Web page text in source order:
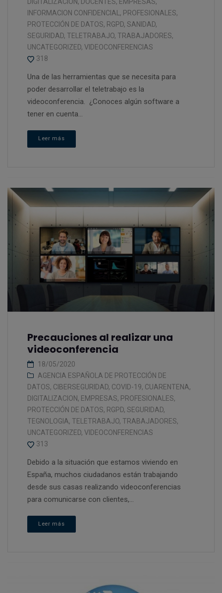
INFORMACION CONFIDENCIAL , PROFESIONALES,
PROTECCIÓN DE DATOS, RGPD, SANIDAD,
SEGURIDAD, TELETRABAJO, TRABAJADORES,
UNCATEGORIZED, VIDEOCONFERENCIAS
318
Una de las herramientas que se necesita para
poder desarrollar el teletrabajo es la
videoconferencia. ¿Conoces algún software a
tener en cuenta...
Leer más
Precauciones al realizar una
videoconferencia
18/05/2020
AGENCIA ESPAÑOLA DE PROTECCIÓN DE
DATOS, CIBERSEGURIDAD, COVID-19, CUARENTENA,
DIGITALIZACION, EMPRESAS, PROFESIONALES,
PROTECCIÓN DE DATOS, RGPD, SEGURIDAD,
TEGNOLOGIA, TELETRABAJO, TRABAJADORES,
UNCATEGORIZED, VIDEOCONFERENCIAS
313
Debido a la situación que estamos viviendo en
España, muchos ciudadanos están trabajando
desde sus casas realizando videoconferencias
para comunicarse con clientes,...
Leer más